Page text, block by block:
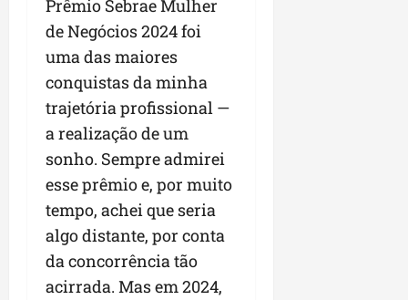
Prêmio Sebrae Mulher
de Negócios 2024 foi
uma das maiores
conquistas da minha
trajetória profissional —
a realização de um
sonho. Sempre admirei
esse prêmio e, por muito
tempo, achei que seria
algo distante, por conta
da concorrência tão
acirrada. Mas em 2024,